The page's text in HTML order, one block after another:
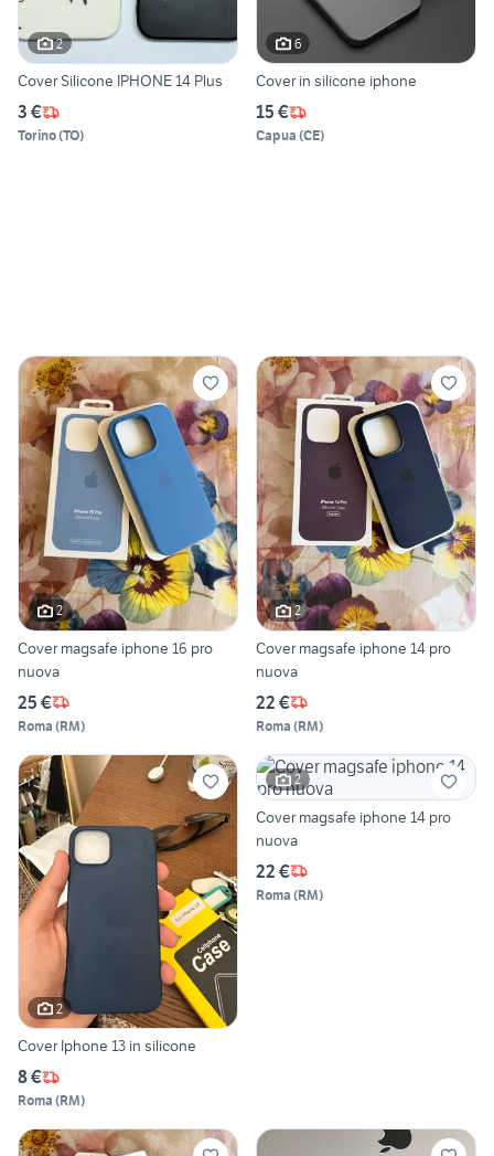
2
Cover Silicone IPHONE 14 Plus
3 €
Torino(TO)
6
Cover in silicone iphone
15 €
Capua (CE)
2
Cover magsafe iphone 16 pro
nuova
25 €
Roma (RM)
2
Cover magsafe iphone 14 pro
nuova
22 €
Roma (RM)
2
Cover Iphone 13 in silicone
8 €
Roma (RM)
2
Cover magsafe iphone 14 pro
nuova
22 €
Roma (RM)